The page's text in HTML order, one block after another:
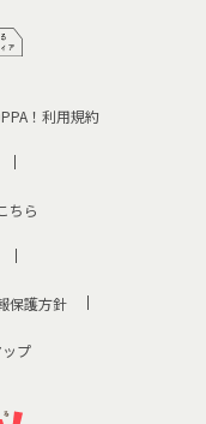
！利用規約
ちら
保護方針
プ